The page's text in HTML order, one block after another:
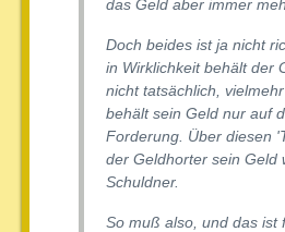
das Geld aber immer
Doch beides ist ja nicht
in Wirklichkeit behält der
nicht tatsächlich,
behält sein Geld nur auf
Forderung. Über diesen
der Geldhorter sein Geld
Schuldner.
So muß also, und das ist